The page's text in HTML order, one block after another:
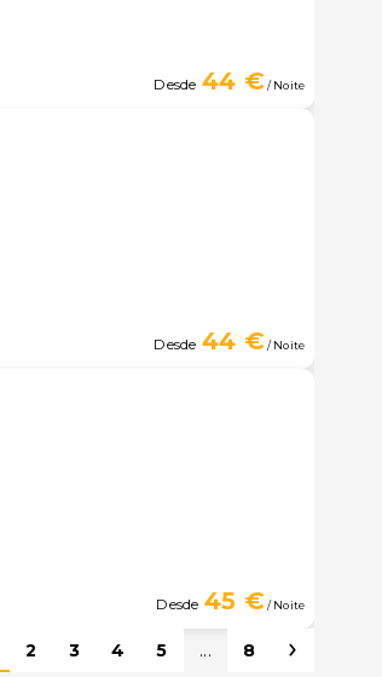
Desde 44 €/ Noite
Desde 44 €/ Noite
Desde 45 €/ Noite
2 3 4 5 ... 8